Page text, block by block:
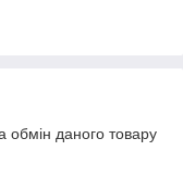
даного товару